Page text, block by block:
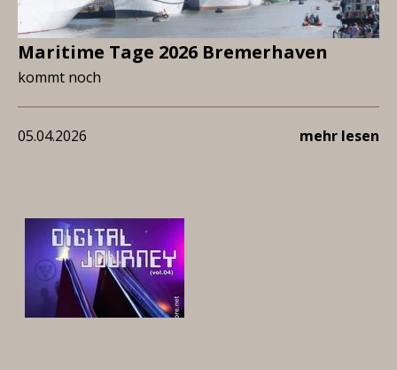
Maritime Tage 2026 Bremerhaven
kommt noch
05.04.2026 mehr lesen